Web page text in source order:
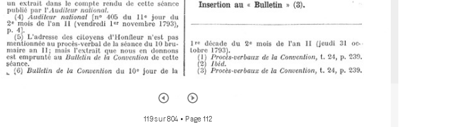
119 sur 804 • Page 112